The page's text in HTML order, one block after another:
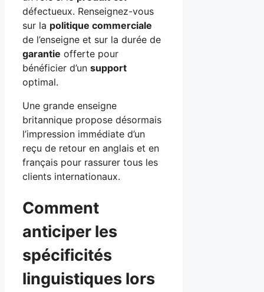
défectueux. Renseignez-vous
sur la politique commerciale
de l’enseigne et sur la durée de
garantie offerte pour
bénéficier d’un support
optimal.
Une grande enseigne
britannique propose désormais
l’impression immédiate d’un
reçu de retour en anglais et en
français pour rassurer tous les
clients internationaux.
Comment
anticiper les
spécificités
linguistiques lors